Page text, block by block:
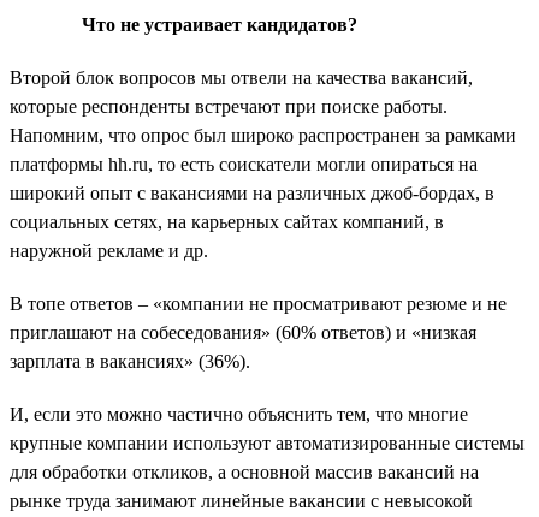
Что не устраивает кандидатов?
Второй блок вопросов мы отвели на качества вакансий,
которые респонденты встречают при поиске работы.
Напомним, что опрос был широко распространен за рамками
платформы hh.ru, то есть соискатели могли опираться на
широкий опыт с вакансиями на различных джоб-бордах, в
социальных сетях, на карьерных сайтах компаний, в
наружной рекламе и др.
В топе ответов – «компании не просматривают резюме и не
приглашают на собеседования» (60% ответов) и «низкая
зарплата в вакансиях» (36%).
И, если это можно частично объяснить тем, что многие
крупные компании используют автоматизированные системы
для обработки откликов, а основной массив вакансий на
рынке труда занимают линейные вакансии с невысокой